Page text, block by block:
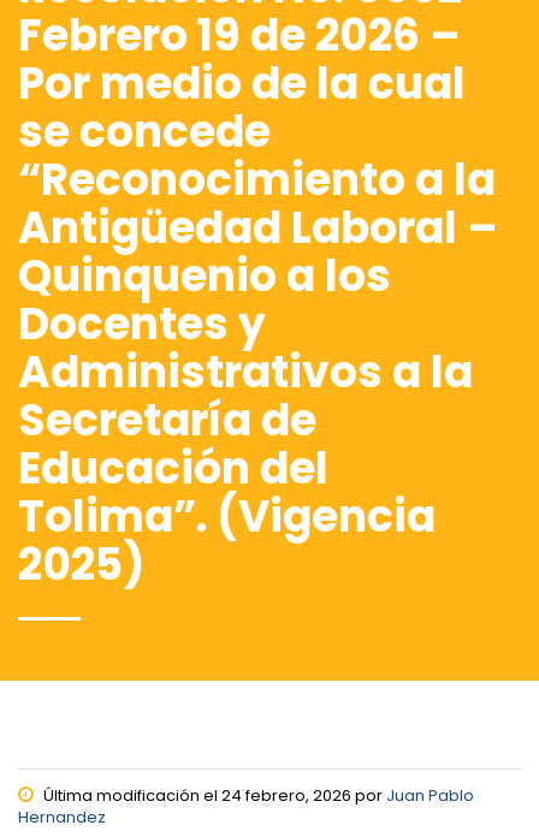
Febrero 19 de 2026 –
Por medio de la cual
se concede
“Reconocimiento a la
Antigüedad Laboral –
Quinquenio a los
Docentes y
Administrativos a la
Secretaría de
Educación del
Tolima”. (Vigencia
2025)
Última modificación el 24 febrero, 2026 por Juan Pablo
Hernandez